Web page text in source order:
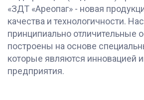
«ЗДТ «Ареопаг» - новая
качества и технологичности.
принципиально отличительные
построены на основе
которые являются инновацией
предприятия.